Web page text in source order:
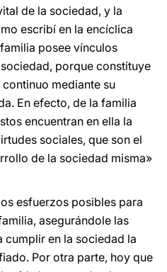
de la sociedad, y la
escribí en la encíclica
posee vínculos
porque constituye
mediante su
En efecto, de la familia
encuentran en ella la
sociales, que son el
de la sociedad misma»
esfuerzos posibles para
asegurándole las
cumplir en la sociedad la
Por otra parte, hoy que